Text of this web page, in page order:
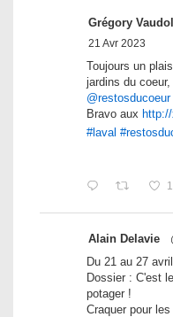
Grégory
21 Avr 2023
Toujours un
jardins du
@restosducoeur
Bravo aux
#laval
1
Alain Delavie
Du 21 au 27
Dossier : C'est
potager !
Craquer pour